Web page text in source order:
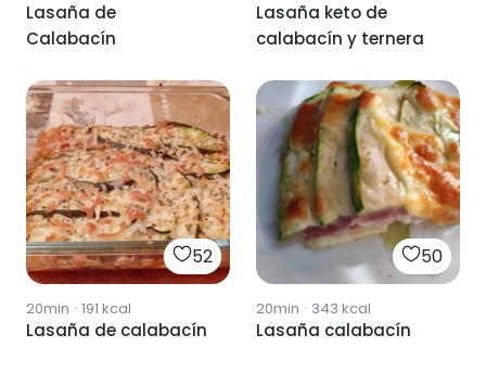
Lasaña de
Calabacín
Lasaña keto de
calabacín y ternera
52
20min · 191 kcal
Lasaña de calabacín
50
20min · 343 kcal
Lasaña calabacín